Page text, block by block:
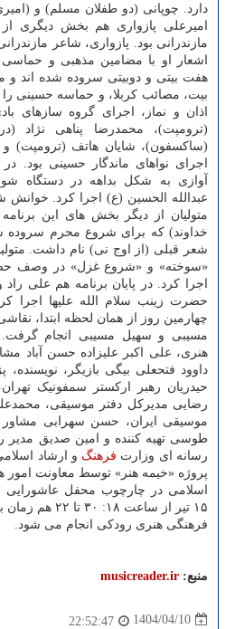
دارد. چوپانی (دو طفلان مسلم) و
امیرعلی پازواری هم بخش دیگری از
مازندرانی بود. پازواری، شاعر
اشعار او با مضامین مذهبی و
هفت بیتی و دوبیتی سروده شده اند
بیت، مصائب کربلا، و حماسه حسینی را
اذان و نماز، اجرای گروه سازهای
(ترومپت)، محمدرضا پناهی نژاد
(ساکسفون)، شایان هاتف (ترومپت) و
اجرای نواهای ماندگار حسینی بود. در
آوازی به شکل بداهه در دستگاه
عبدالله الحسین (ع) اجرا کرد.
متولیان از دیگر بخش های این
خداوند) که برای شروع محرم سروده
شعر قبلی (از اوج نی) نام داشت.
«سوخته» و «شروع غزل» در وصف
اجرا کرد. در پایان برنامه هم علی
حضرت زینب سلام الله علیها اجرا
چهارمین روز از همان لحظه ابتدا،
مسیبی و سهیل مسیبی انجام گرفت.
هنری، علی اکبر علیزاده حسن آباد
داوود فتحعلی بیگی بازیگر، نویسنده،
حیدریان رهبر ارکستر سمفونیک
رضایی مدیرکل دفتر موسیقی،
موسیقی ایران، حسن سهرابی مشاور
طوسی تهیه کننده و امین صدیق مدیر
رسانه ای وزارت فرهنگ و ارشاد
پروژه «خیمه هنر» توسط معاونت امور
۱۵ تیر از ساعت
فرهنگی هنری رودکی انجام می شود.
منبع: musicreader.ir
1404/04/10
22:52:47